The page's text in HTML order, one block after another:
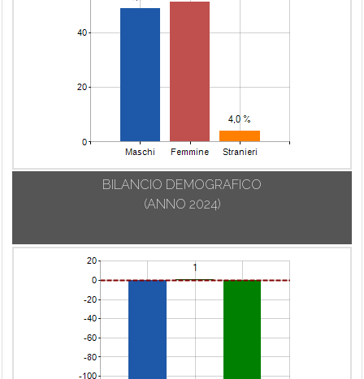
BILANCIO DEMOGRAFICO
(ANNO 2024)